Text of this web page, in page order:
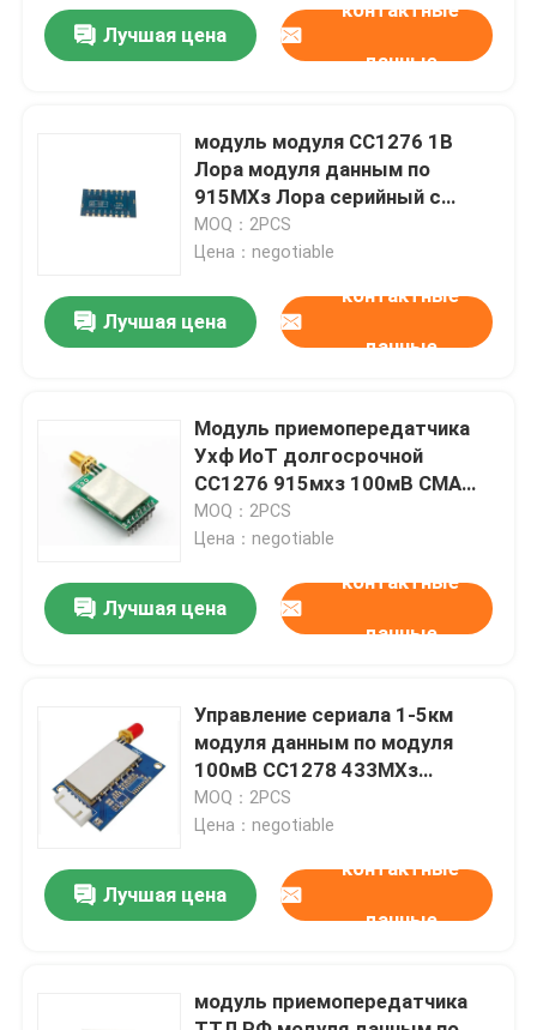
Домой
Видеозаписи
Экскурсия по заводу
Контроль качества
Свяжитесь с нами
Новости
Лучшая цена
контактные
данные
модуль модуля СС1276 1В
Лора модуля данным по
915МХз Лора серийный с
длинным расстоянием
контроля
MOQ：2PCS
Цена：negotiable
Лучшая цена
контактные
данные
Модуль приемопередатчика
Ухф ИоТ долгосрочной
СС1276 915мхз 100мВ СМА
антенны УАРТ Лора
беспроводной
MOQ：2PCS
Цена：negotiable
Лучшая цена
контактные
данные
Управление сериала 1-5км
модуля данным по модуля
100мВ СС1278 433МХз
беспроводное Лора
беспроводное
MOQ：2PCS
Цена：negotiable
Лучшая цена
контактные
данные
модуль приемопередатчика